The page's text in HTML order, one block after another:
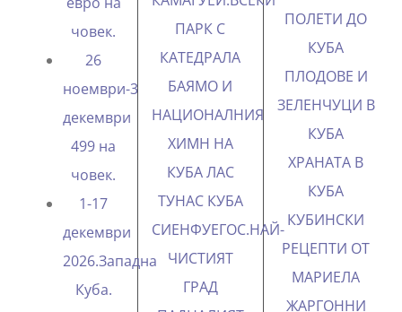
човек.
26
ноември-3
декември
499 на
човек.
1-17
декември
2026.Западна
Куба.
ПАРК С
КАТЕДРАЛА
БАЯМО И
НАЦИОНАЛНИЯ
ХИМН НА
КУБАЛАС
ТУНАС КУБА
СИЕНФУЕГОС.НАЙ-
ЧИСТИЯТ
ГРАД
ПОЛЕТИ ДО
КУБА
ПЛОДОВЕ И
ЗЕЛЕНЧУЦИ В
КУБА
ХРАНАТА В
КУБА
КУБИНСКИ
РЕЦЕПТИ ОТ
МАРИЕЛА
ЖАРГОННИ